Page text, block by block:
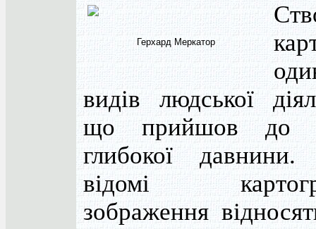
Герхард Меркатор
видів людської
що прийшов до
глибокої
відомі
зображення